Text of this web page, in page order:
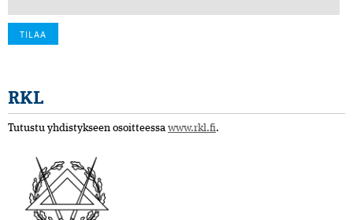
RKL
Tutustu yhdistykseen osoitteessa www.rkl.fi.